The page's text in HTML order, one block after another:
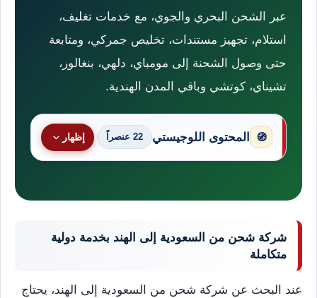
عبر الشحن البحري والجوي، مع خدمات تغليف،
استلام، تجهيز مستندات، تخليص جمركي، ومتابعة
حتى وصول الشحنة إلى مومباي، دلهي، بنغالور،
تشيناي، كوتشي وباقي المدن الهندية.
🧭 المحتوى اللوجيستي 22 عنصراً إظهار
شركة شحن من السعودية إلى الهند بخدمة دولية
متكاملة
عند البحث عن شركة شحن من السعودية إلى الهند، يحتاج